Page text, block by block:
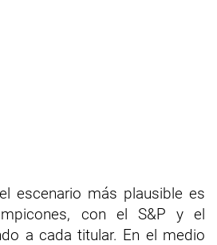
escenario más plausible es
con el S&P y el
a cada titular. En el medio